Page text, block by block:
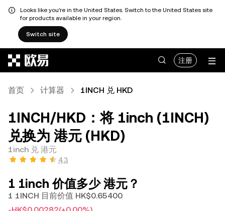
Looks like you're in the United States. Switch to the United States site
for products available in your region.
Switch site
注册
首页 计算器 1INCH 兑 HKD
1INCH/HKD：将 1inch (1INCH)
兑换为 港元 (HKD)
1inch 兑 港元
4.3
1 1inch 价值多少 港元？
1 1INCH 目前价值 HK$0.65400